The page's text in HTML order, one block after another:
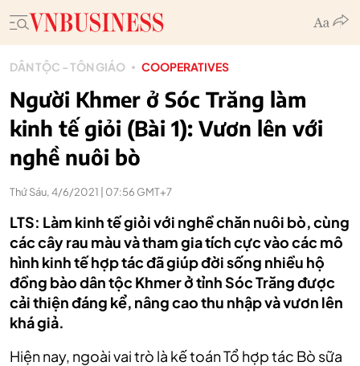
DÂN TỘC - TÔN GIÁO COOPERATIVES
Người Khmer ở Sóc Trăng làm
kinh tế giỏi (Bài 1): Vươn lên với
nghề nuôi bò
Thứ Sáu, 4/6/2021 | 07:56 GMT+7
LTS: Làm kinh tế giỏi với nghề chăn nuôi bò, cùng
các cây rau màu và tham gia tích cực vào các mô
hình kinh tế hợp tác đã giúp đời sống nhiều hộ
đồng bào dân tộc Khmer ở tỉnh Sóc Trăng được
cải thiện đáng kể, nâng cao thu nhập và vươn lên
khá giả.
Hiện nay, ngoài vai trò là kế toán Tổ hợp tác Bò sữa